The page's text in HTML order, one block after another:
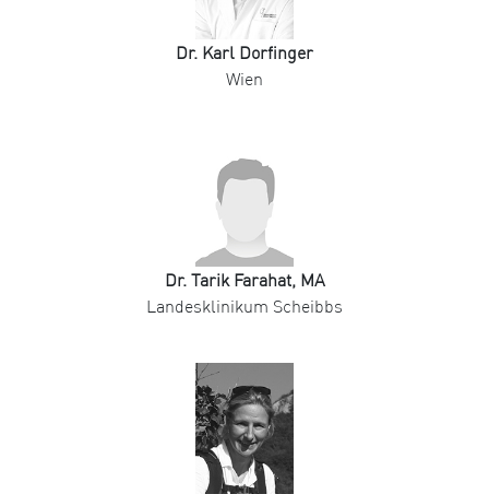
Dr. Karl Dorfinger
Wien
Dr. Tarik Farahat, MA
Landesklinikum Scheibbs